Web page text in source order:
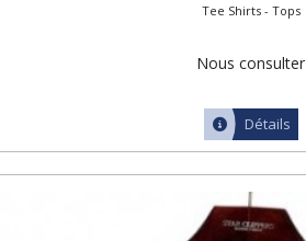
Tee Shirts - Tops
Nous consulter
Détails